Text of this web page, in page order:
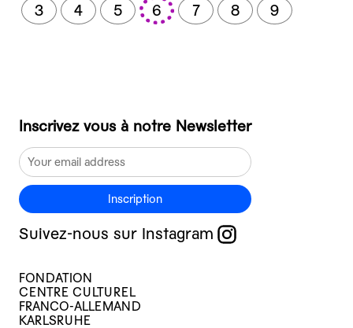
3 4 5 6 7 8 9
Inscrivez vous à notre Newsletter
Inscription
Suivez-nous sur Instagram
FONDATION
CENTRE CULTUREL
FRANCO-ALLEMAND
KARLSRUHE